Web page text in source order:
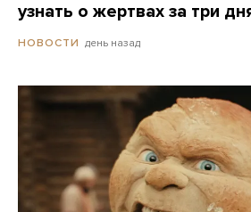
узнать о жертвах за три
НОВОСТИ день назад